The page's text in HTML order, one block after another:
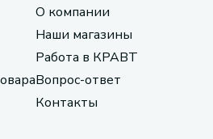
О компании
Наши магазины
Работа в КРАВТ
Вопрос-ответ
Контакты